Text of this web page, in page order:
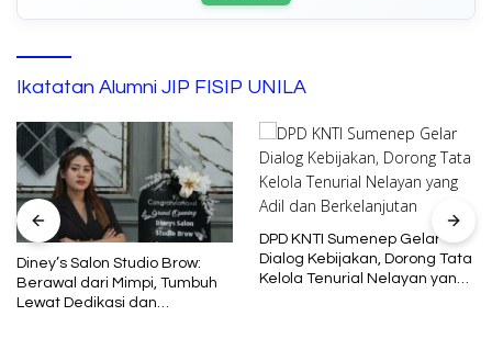
Ikatatan Alumni JIP FISIP UNILA
Diney’s Salon Studio Brow:
Berawal dari Mimpi, Tumbuh
Lewat Dedikasi dan
DPD KNTI Sumenep Gelar
Dialog Kebijakan, Dorong Tata
Kelola Tenurial Nelayan yang